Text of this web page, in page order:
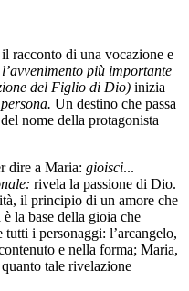
racconto di una vocazione e
l’avvenimento più importante
del Figlio di Dio) inizia
Un destino che passa
nome della protagonista
dire a Maria: gioisci...
rivela la passione di Dio.
il principio di un amore che
è la base della gioia che
i personaggi: l’arcangelo,
e nella forma; Maria,
tale rivelazione